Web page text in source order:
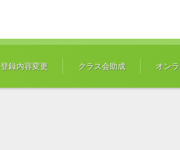
登録内容変更 クラス会助成 オン